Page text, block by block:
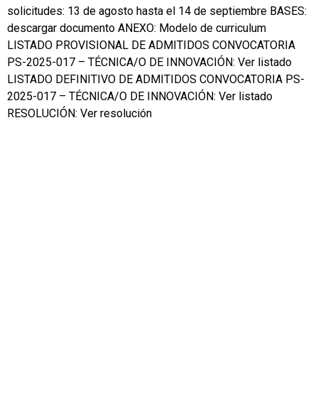
solicitudes: 13 de agosto hasta el 14 de septiembre BASES:
descargar documento ANEXO: Modelo de curriculum
LISTADO PROVISIONAL DE ADMITIDOS CONVOCATORIA
PS-2025-017 – TÉCNICA/O DE INNOVACIÓN: Ver listado
LISTADO DEFINITIVO DE ADMITIDOS CONVOCATORIA PS-
2025-017 – TÉCNICA/O DE INNOVACIÓN: Ver listado
RESOLUCIÓN: Ver resolución